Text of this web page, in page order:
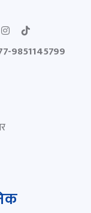
9851145799